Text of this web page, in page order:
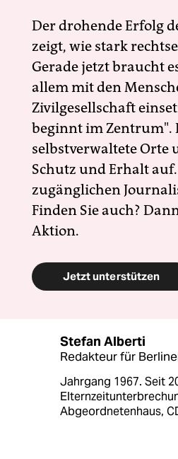
Der drohende Erfolg
zeigt, wie stark
Gerade jetzt braucht
allem mit den
Zivilgesellschaft
beginnt im Zentrum".
selbstverwaltete Orte
Schutz und Erhalt
zugänglichen
Finden Sie auch?
Aktion.
Jetzt unterstützen
Stefan Alberti
Redakteur für
Jahrgang 1967. Seit
Abgeordnetenhaus,